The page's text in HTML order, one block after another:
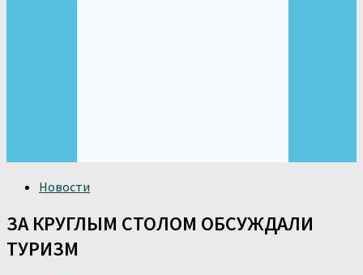
Новости
ЗА КРУГЛЫМ СТОЛОМ ОБСУЖДАЛИ
ТУРИЗМ